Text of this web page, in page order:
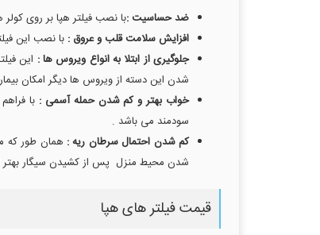
ضد حساسیت :با نصب فیلتر هپا بر روی
افزایش سلامت قلب و عروق : با نصب این
جلوگیری از ابتلا به انواع ویروس ها : این
شدن این دسته از ویروس ها دیگر امکان
خواب بهتر و کم شدن حمله آسمی :
سودمند می باشد .
کم شدن احتمال سرطان ریه : همان طور که
شدن محیط منزل پس از کشیدن سیگار بهتر
قیمت فیلتر های هپا